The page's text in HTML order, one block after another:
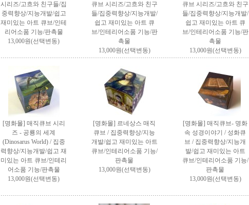
시리즈/고흐와 친구들/집
중력향상/지능개발/쉽고
재미있는 아트 큐브/인테
리어소품 기능/판촉물
13,000원(선택변동)
큐브 시리즈/고흐와 친구
들/집중력향상/지능개발/
쉽고 재미있는 아트 큐
브/인테리어소품 기능/판
촉물
13,000원(선택변동)
큐브 시리즈/고흐와 친구
들/집중력향상/지능개발/
쉽고 재미있는 아트 큐
브/인테리어소품 기능/판
촉물
13,000원(선택변동)
[명화몰] 매직큐브 시리
즈 - 공룡의 세계
(Dinosarus World) / 집중
력향상/지능개발/쉽고 재
미있는 아트 큐브/인테리
어소품 기능/판촉물
13,000원(선택변동)
[명화몰] 르네상스 매직
큐브 / 집중력향상/지능
개발/쉽고 재미있는 아트
큐브/인테리어소품 기능/
판촉물
13,000원(선택변동)
[명화몰] 매직큐브- 명화
속 성경이야기 / 성화큐
브 / 집중력향상/지능개
발/쉽고 재미있는 아트
큐브/인테리어소품 기능/
판촉물
13,000원(선택변동)